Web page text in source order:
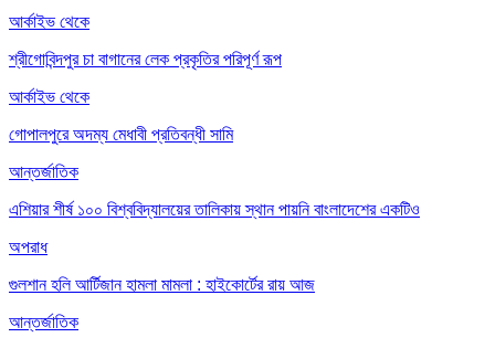
আর্কাইভ থেকে
শ্রীগোবিন্দপুর চা বাগানের লেক প্রকৃতির পরিপূর্ণ রূপ
আর্কাইভ থেকে
গোপালপুরে অদম্য মেধাবী প্রতিবন্ধী সামি
আন্তর্জাতিক
এশিয়ার শীর্ষ ১০০ বিশ্ববিদ্যালয়ের তালিকায় স্থান পায়নি বাংলাদেশের একটিও
অপরাধ
গুলশান হলি আর্টিজান হামলা মামলা : হাইকোর্টের রায় আজ
আন্তর্জাতিক